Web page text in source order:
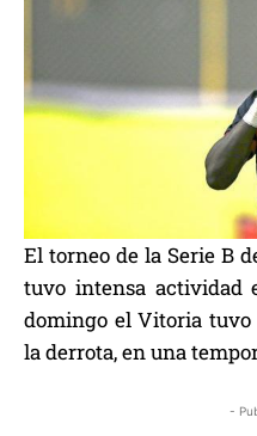
El torneo de la Serie B
tuvo intensa actividad
domingo el Vitoria tuvo
la derrota, en una
-